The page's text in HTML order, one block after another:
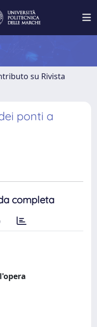
su Rivista
ponti a
completa